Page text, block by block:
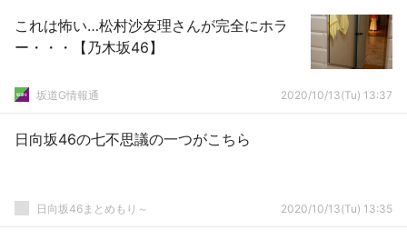
これは怖い…松村沙友理さんが完全にホラ
ー・・・【乃木坂46】
坂道G情報通 2020/10/13(Tu) 13:37
日向坂46の七不思議の一つがこちら
日向坂46まとめもり～ 2020/10/13(Tu) 13:35